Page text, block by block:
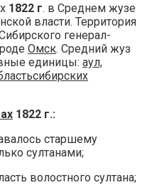
1822 г. в Среднем жузе
власти. Территория
генерал-
Омск. Средний жуз
единицы: аул,
1822 г.:
старшему
султанами;
волостного султана;